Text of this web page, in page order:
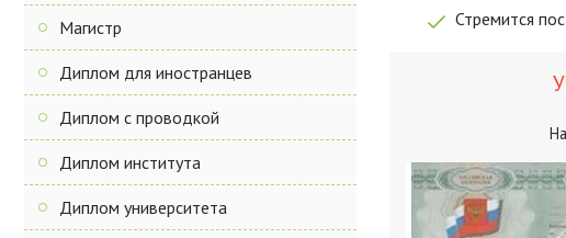
Магистр
Диплом для иностранцев
Диплом с проводкой
Диплом института
Диплом университета
Стремится